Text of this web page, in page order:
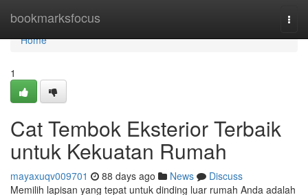
bookmarksfocus
Home
Home
1
Cat Tembok Eksterior Terbaik
untuk Kekuatan Rumah
mayaxuqv009701 88 days ago News
Discuss
Memilih lapisan yang tepat untuk dinding luar rumah Anda adalah